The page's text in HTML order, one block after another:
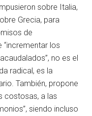
sobre Italia,
Grecia, para
de
“incrementar los
no es el
radical, es la
También, propone
costosas, a las
siendo incluso